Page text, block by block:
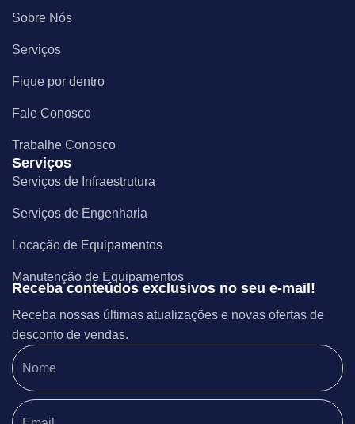
Sobre Nós
Serviços
Fique por dentro
Fale Conosco
Trabalhe Conosco
Serviços
Serviços de Infraestrutura
Serviços de Engenharia
Locação de Equipamentos
Manutenção de Equipamentos
Receba conteúdos exclusivos no seu e-mail!
Receba nossas últimas atualizações e novas ofertas de
desconto de vendas.